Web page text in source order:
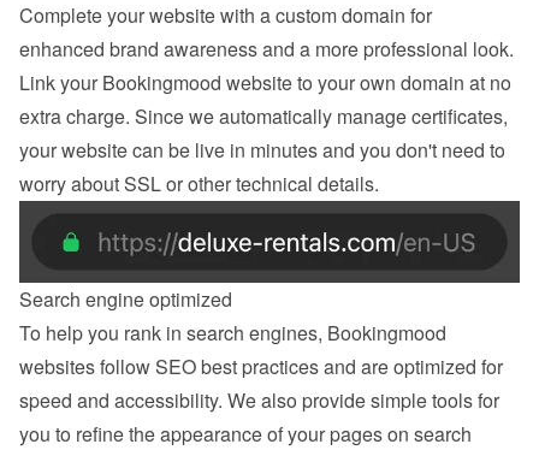
Complete your website with a custom domain for
enhanced brand awareness and a more professional look.
Link your Bookingmood website to your own domain at no
extra charge. Since we automatically manage certificates,
your website can be live in minutes and you don't need to
worry about SSL or other technical details.
Search engine optimized
To help you rank in search engines, Bookingmood
websites follow SEO best practices and are optimized for
speed and accessibility. We also provide simple tools for
you to refine the appearance of your pages on search